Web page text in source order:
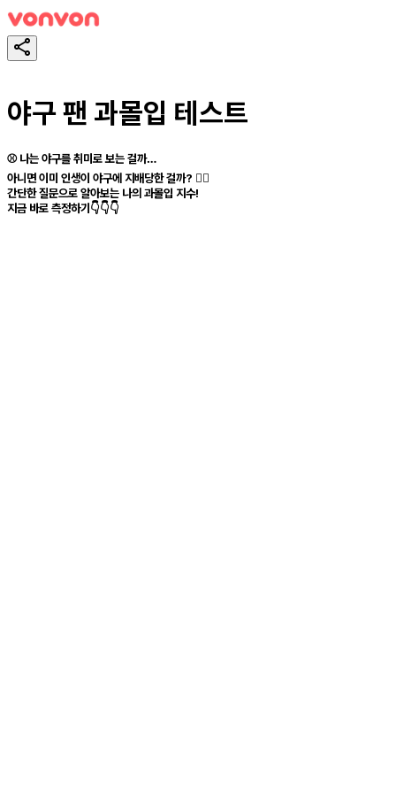
야구 팬 과몰입 테스트
⚾ 나는 야구를 취미로 보는 걸까…
아니면 이미 인생이 야구에 지배당한 걸까? 😵‍💫
간단한 질문으로 알아보는 나의 과몰입 지수!
지금 바로 측정하기👇👇👇